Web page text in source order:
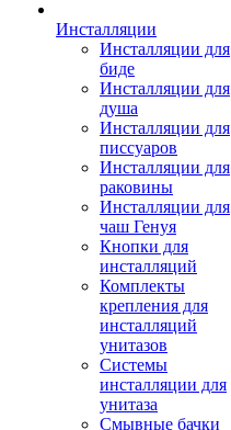
Инсталляции
Инсталляции для
биде
Инсталляции для
душа
Инсталляции для
писсуаров
Инсталляции для
раковины
Инсталляции для
чаш Генуя
Кнопки для
инсталляций
Комплекты
крепления для
инсталляций
унитазов
Системы
инсталляции для
унитаза
Смывные бачки